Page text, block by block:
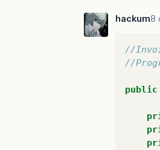
hackum8
//
//
public